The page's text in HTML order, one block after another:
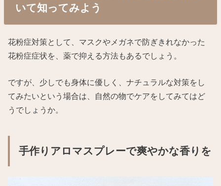
いて知ってみよう
花粉症対策として、マスクやメガネで防ぎきれなかった
花粉症症状を、薬で抑える方法もあるでしょう。
ですが、少しでも身体に優しく、ナチュラルな対策をし
てみたいという場合は、自然の物でケアをしてみてはど
うでしょうか。
手作りアロマスプレーで爽やかな香りを